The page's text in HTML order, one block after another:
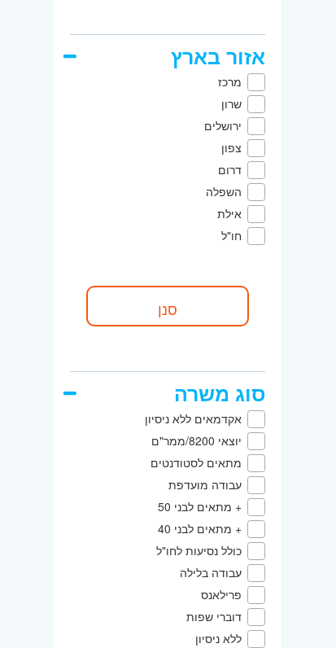
אזור בארץ
מרכז
שרון
ירושלים
צפון
דרום
השפלה
אילת
חו"ל
סוג משרה
אקדמאים ללא ניסיון
יוצאי 8200/ממר"ם
מתאים לסטודנטים
עבודה מועדפת
+ מתאים לבני 50
+ מתאים לבני 40
כולל נסיעות לחו"ל
עבודה בלילה
פרילאנס
דוברי שפות
ללא ניסיון